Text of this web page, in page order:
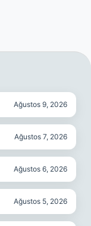
Ağustos 9, 2026
Ağustos 7, 2026
Ağustos 6, 2026
Ağustos 5, 2026